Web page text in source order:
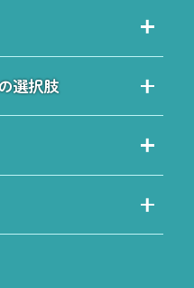
び
選択肢